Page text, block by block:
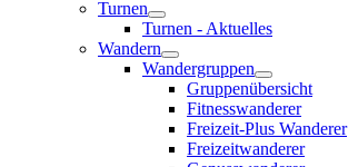
Turnen
Turnen - Aktuelles
Wandern
Wandergruppen
Gruppenübersicht
Fitnesswanderer
Freizeit-Plus Wanderer
Freizeitwanderer